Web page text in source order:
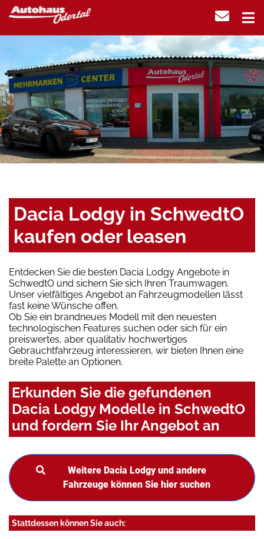
Dacia Lodgy in SchwedtO
kaufen oder leasen
Entdecken Sie die besten Dacia Lodgy Angebote in
SchwedtO und sichern Sie sich Ihren Traumwagen.
Unser vielfältiges Angebot an Fahrzeugmodellen lässt
fast keine Wünsche offen.
Ob Sie ein brandneues Modell mit den neuesten
technologischen Features suchen oder sich für ein
preiswertes, aber qualitativ hochwertiges
Gebrauchtfahrzeug interessieren, wir bieten Ihnen eine
breite Palette an Optionen.
Erkunden Sie die gefundenen
Dacia Lodgy Modelle in SchwedtO
und fordern Sie Ihr Angebot an
Weitere Dacia Lodgy und andere
Fahrzeuge können Sie hier suchen
Stattdessen können Sie auch: